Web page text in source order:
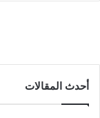
أحدث المقالات